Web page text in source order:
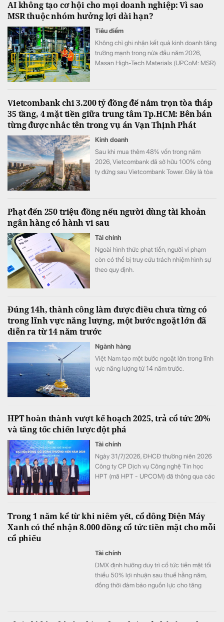
AI không tạo cơ hội cho mọi doanh nghiệp: Vì sao
MSR thuộc nhóm hưởng lợi dài hạn?
Tiêu điểm
Không chỉ ghi nhận kết quả kinh doanh tăng
trưởng mạnh trong nửa đầu năm 2026,
Masan High-Tech Materials (UPCoM: MSR)
Vietcombank chi 3.200 tỷ đồng để nắm trọn tòa tháp
35 tầng, 4 mặt tiền giữa trung tâm Tp.HCM: Bên bán
từng được nhắc tên trong vụ án Vạn Thịnh Phát
Kinh doanh
Sau khi mua thêm 48% vốn trong năm
2026, Vietcombank đã sở hữu 100% công
ty đứng sau Vietcombank Tower. Đây là tòa
Phạt đến 250 triệu đồng nếu người dùng tài khoản
ngân hàng có hành vi sau
Tài chính
Ngoài hình thức phạt tiền, người vi phạm
còn có thể bị truy cứu trách nhiệm hình sự
theo quy định.
Đúng 14h, thành công làm được điều chưa từng có
trong lĩnh vực năng lượng, một bước ngoặt lớn đã
diễn ra từ 14 năm trước
Ngành hàng
Việt Nam tạo một bước ngoặt lớn trong lĩnh
vực năng lượng từ 14 năm trước.
HPT hoàn thành vượt kế hoạch 2025, trả cổ tức 20%
và tăng tốc chiến lược đột phá
Tài chính
Ngày 31/7/2026, ĐHCĐ thường niên 2026
Công ty CP Dịch vụ Công nghệ Tin học
HPT (mã HPT - UPCOM) đã thông qua các
là 20%, xác định năm 2026 tăng tốc triển
khai Chiến lược Đột phá giai đoạn 2025–
Trong 1 năm kể từ khi niêm yết, cổ đông Điện Máy
Xanh có thể nhận 8.000 đồng cổ tức tiền mặt cho mỗi
cổ phiếu
Tài chính
DMX định hướng duy trì cổ tức tiền mặt tối
thiểu 50% lợi nhuận sau thuế hằng năm,
đồng thời đảm bảo nguồn lực cho tăng